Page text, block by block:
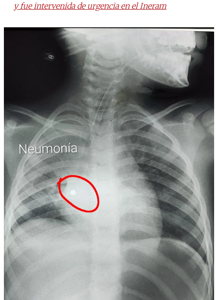
y fue intervenida de urgencia en el Ineram